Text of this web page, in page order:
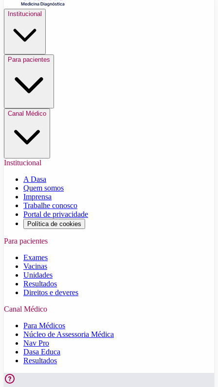
Institucional
Para pacientes
Canal Médico
Institucional
A Dasa
Quem somos
Imprensa
Trabalhe conosco
Portal de privacidade
Política de cookies
Para pacientes
Exames
Vacinas
Unidades
Resultados
Direitos e deveres
Canal Médico
Para Médicos
Núcleo de Assessoria Médica
Nav Pro
Dasa Educa
Resultados